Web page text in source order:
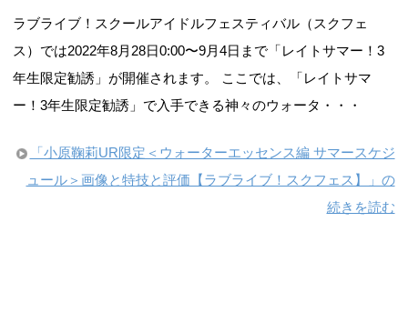
ラブライブ！スクールアイドルフェスティバル（スクフェ
ス）では2022年8月28日0:00〜9月4日まで「レイトサマー！3
年生限定勧誘」が開催されます。 ここでは、「レイトサマ
ー！3年生限定勧誘」で入手できる神々のウォータ・・・
「小原鞠莉UR限定＜ウォーターエッセンス編 サマースケジ
ュール＞画像と特技と評価【ラブライブ！スクフェス】」の
続きを読む